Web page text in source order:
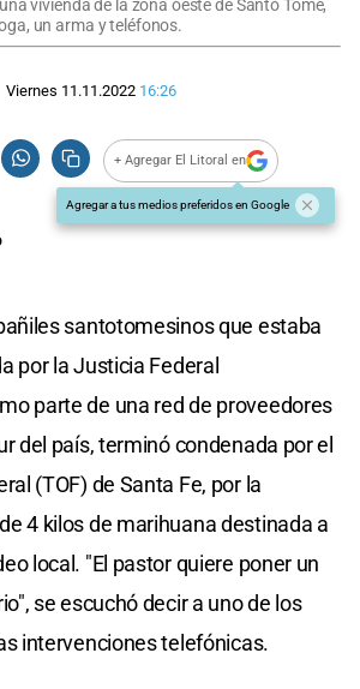
vivienda de la zona oeste de Santo Tomé,
un arma y teléfonos.
Viernes 11.11.2022 16:26
+ Agregar El Litoral en
Agregar a tus medios preferidos en Google
santotomesinos que estaba
por la Justicia Federal
parte de una red de proveedores
del país, terminó condenada por el
(TOF) de Santa Fe, por la
4 kilos de marihuana destinada a
local. "El pastor quiere poner un
se escuchó decir a uno de los
intervenciones telefónicas.